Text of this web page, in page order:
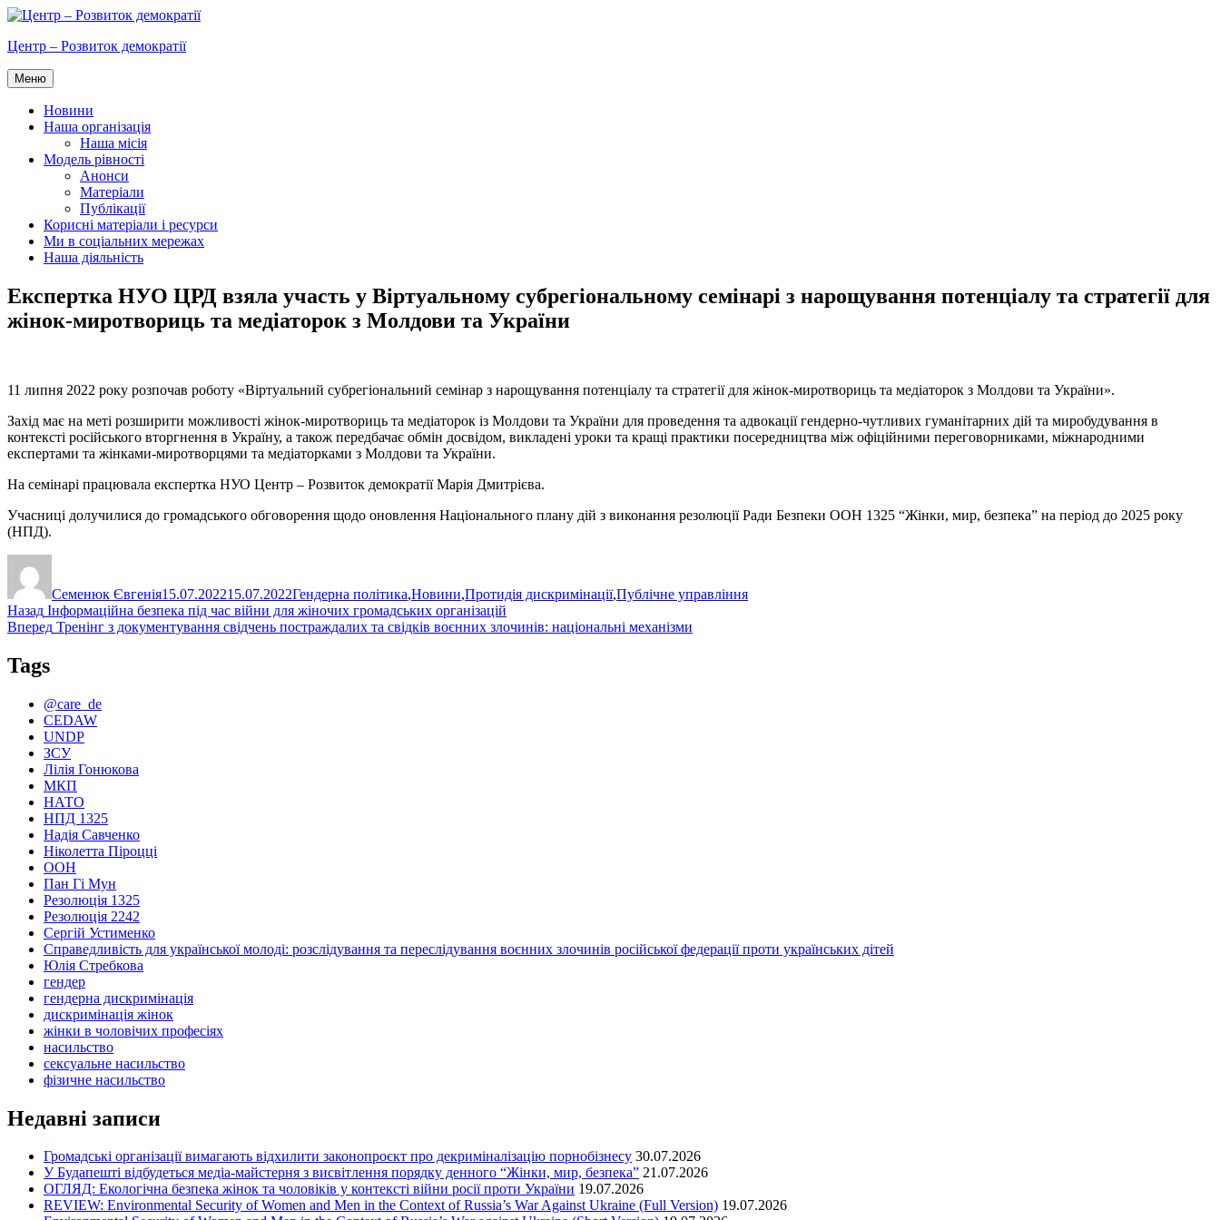
Перейти
вмісту
Центр – Розвиток демократії
Меню
Новини
Наша організація
Наша місія
Модель рівності
Анонси
Матеріали
Публікації
Корисні матеріали і ресурси
Ми в соціальних мережах
Наша діяльність
Експертка НУО ЦРД взяла участь у Віртуальному субрегіональному семінарі з нарощування потенціалу та стратегії для
жінок-миротвориць та медіаторок з Молдови та України
11 липня 2022 року розпочав роботу «Віртуальний субрегіональний семінар з нарощування потенціалу та стратегії для жінок-миротвориць та медіаторок з Молдови та України».
Захід має на меті розширити можливості жінок-миротвориць та медіаторок із Молдови та України для проведення та адвокації гендерно-чутливих гуманітарних дій та миробудування в
контексті російського вторгнення в Україну, а також передбачає обмін досвідом, викладені уроки та кращі практики посередництва між офіційними переговорниками, міжнародними
експертами та жінками-миротворцями та медіаторками з Молдови та України.
На семінарі працювала експертка НУО Центр – Розвиток демократії Марія Дмитрієва.
Учасниці долучилися до громадського обговорення щодо оновлення Національного плану дій з виконання резолюції Ради Безпеки ООН 1325 “Жінки, мир, безпека” на період до 2025 року
(НПД).
Семенюк Євгенія15.07.202215.07.2022Гендерна політика,Новини,Протидія дискримінації,Публічне управління
Навігація
записів
Назад Попередній
запис:
Інформаційна безпека під час війни для жіночих громадських організацій
Вперед Наступний
Тренінг з документування свідчень постраждалих та свідків воєнних злочинів: національні механізми
Tags
@care_de
CEDAW
UNDP
ЗСУ
Лілія Гонюкова
МКП
НАТО
НПД 1325
Надія Савченко
Ніколетта Піроцці
ООН
Пан Гі Мун
Резолюція 1325
Резолюція 2242
Сергій Устименко
Справедливість для української молоді: розслідування та переслідування воєнних злочинів російської федерації проти українських дітей
Юлія Стребкова
гендер
гендерна дискримінація
дискримінація жінок
жінки в чоловічих професіях
насильство
сексуальне насильство
фізичне насильство
Недавні записи
Громадські організації вимагають відхилити законопроєкт про декриміналізацію порнобізнесу 30.07.2026
У Будапешті відбудеться медіа-майстерня з висвітлення порядку денного “Жінки, мир, безпека” 21.07.2026
ОГЛЯД: Екологічна безпека жінок та чоловіків у контексті війни росії проти України 19.07.2026
REVIEW: Environmental Security of Women and Men in the Context of Russia’s War Against Ukraine (Full Version) 19.07.2026